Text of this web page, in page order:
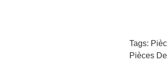
Tags:
Pièces